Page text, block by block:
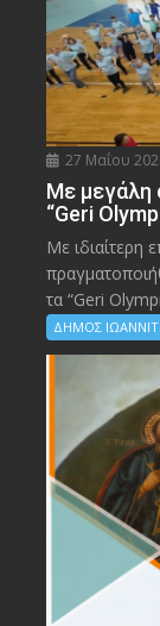
27 Μαΐου
Με μεγάλη
“Geri
Με ιδιαίτερη
τα “Geri
ΔΗΜΟΣ